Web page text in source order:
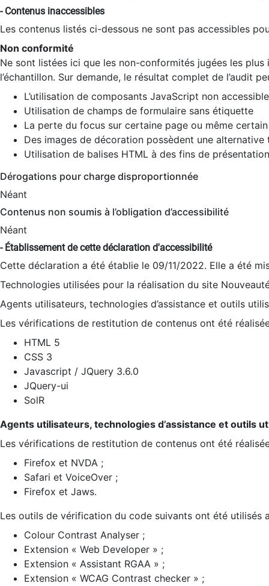
- Contenus inaccessibles
Les contenus listés ci-dessous ne sont pas accessibles
Non conformité
Ne sont listées ici que les non-conformités jugées les
l’échantillon. Sur demande, le résultat complet de l’audit
L’utilisation de composants JavaScript non
Utilisation de champs de formulaire sans étiquette
La perte du focus sur certaine page ou même
Des images de décoration possèdent une alternative
Utilisation de balises HTML à des fins de
Dérogations pour charge disproportionnée
Néant
Contenus non soumis à l’obligation d’accessibilité
Néant
- Établissement de cette déclaration d'accessibilité
Cette déclaration a été établie le 09/11/2022. Elle a été
Technologies utilisées pour la réalisation du site
Agents utilisateurs, technologies d’assistance et outils
Les vérifications de restitution de contenus ont été
HTML 5
CSS 3
Javascript / JQuery 3.6.0
JQuery-ui
SolR
Agents utilisateurs, technologies d’assistance et outils
Les vérifications de restitution de contenus ont été
Firefox et NVDA ;
Safari et VoiceOver ;
Firefox et Jaws.
Les outils de vérification du code suivants ont été utilisés
Colour Contrast Analyser ;
Extension « Web Developer » ;
Extension « Assistant RGAA » ;
Extension « WCAG Contrast checker » ;